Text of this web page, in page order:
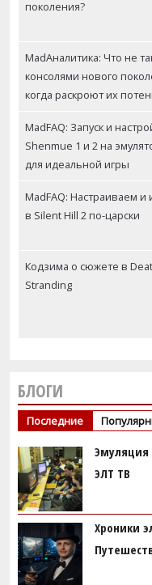
БЛОГИ
Последние
Эмуляция
ЭЛТ ТВ
Хроники
поколения?
MadАналитика: Что не
консолями нового
когда раскроют их
MadFAQ: Запуск и
Shenmue 1 и 2 на
для идеальной игры
MadFAQ: Настраиваем и
в Silent Hill 2 по-царски
Кодзима о сюжете в
Stranding